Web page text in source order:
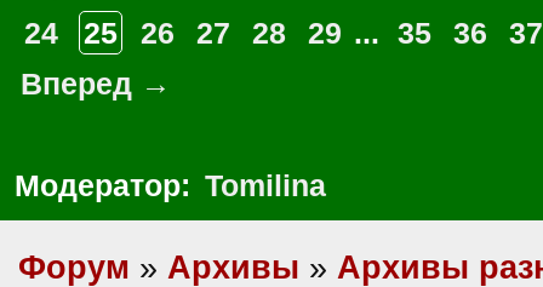
24
25 26 27 28 29 ... 35 36
37
Вперед →
Модератор: Tomilina
Форум » Архивы » Архивы